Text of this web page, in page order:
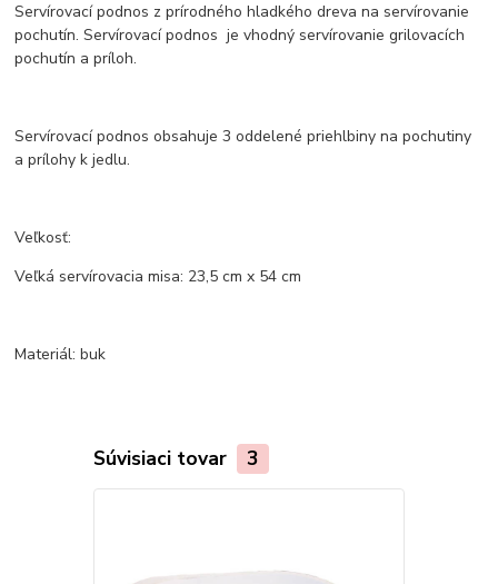
Servírovací podnos z prírodného hladkého dreva na servírovanie
pochutín. Servírovací podnos je vhodný servírovanie grilovacích
pochutín a príloh.
Servírovací podnos obsahuje 3 oddelené priehlbiny na pochutiny
a prílohy k jedlu.
Veľkosť:
Veľká servírovacia misa: 23,5 cm x 54 cm
Materiál: buk
Súvisiaci tovar 3